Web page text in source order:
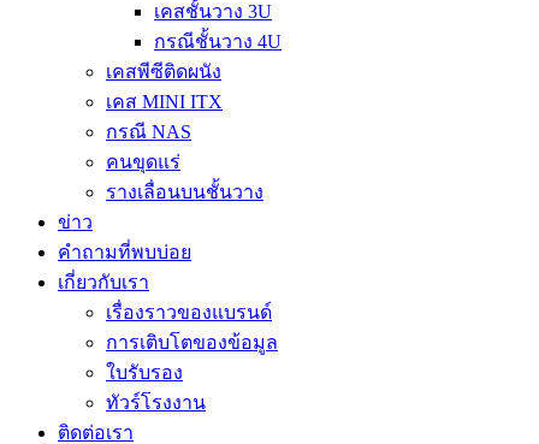
เคสชั้นวาง 3U
กรณีชั้นวาง 4U
เคสพีซีติดผนัง
เคส MINI ITX
กรณี NAS
คนขุดแร่
รางเลื่อนบนชั้นวาง
ข่าว
คำถามที่พบบ่อย
เกี่ยวกับเรา
เรื่องราวของแบรนด์
การเติบโตของข้อมูล
ใบรับรอง
ทัวร์โรงงาน
ติดต่อเรา